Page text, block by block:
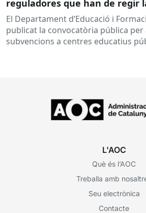
reguladores que han de regir
subvencions a centres
desenvolupament de
inserció, durant el curs 2026-
El Departament d’Educació i
publicat la convocatòria pública per
subvencions a centres educatius
L'AOC
Què és l’AOC
Treballa amb
Seu electrònica
Contacte